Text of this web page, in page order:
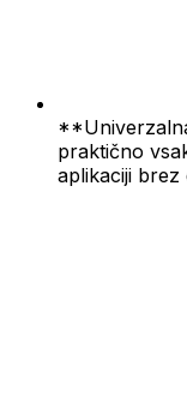
praktično
aplikaciji